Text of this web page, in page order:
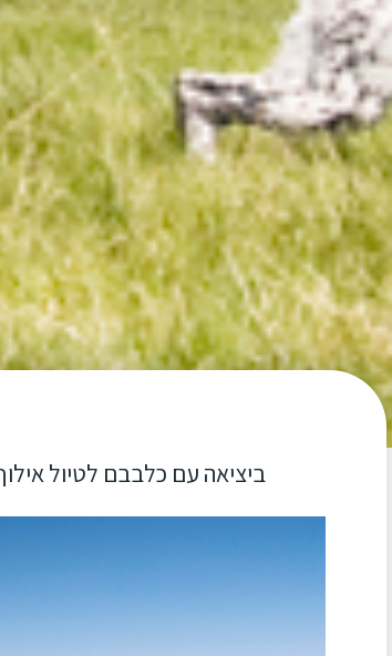
ביציאה עם כלבבם לטיול